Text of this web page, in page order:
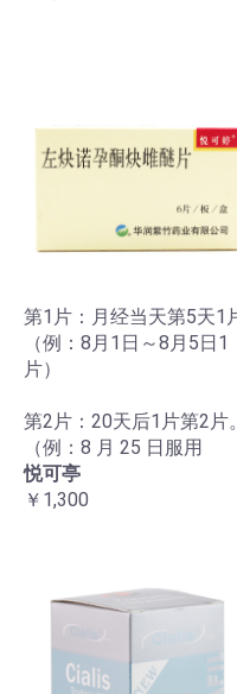
第1片：月经当天第5天1
（例：8月1日～8月5日1
片）
第2片：20天后1片第2片。
（例：8 月 25 日服用
悦可亭
￥1,300